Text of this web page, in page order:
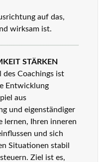
auf das,
wirksam ist.
STÄRKEN
des Coachings ist
Entwicklung
aus
und eigenständiger
lernen, Ihren inneren
und sich
Situationen stabil
Ziel ist es,